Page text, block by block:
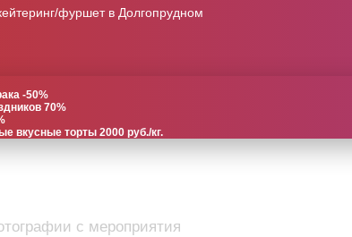
фуршет в Долгопрудном
-50%
70%
вкусные торты 2000 руб./кг.
с мероприятия